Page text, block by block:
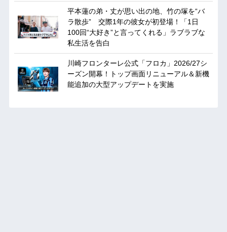
平本蓮の弟・丈が思い出の地、竹の塚を“バ
ラ散歩” 交際1年の彼女が初登場！「1日
100回“大好き”と言ってくれる」ラブラブな
私生活を告白
川崎フロンターレ公式「フロカ」2026/27シ
ーズン開幕！トップ画面リニューアル＆新機
能追加の大型アップデートを実施